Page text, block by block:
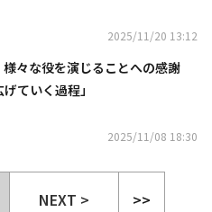
2025/11/20 13:12
様々な役を演じることへの感謝
ていく過程」
2025/11/08 18:30
NEXT > >>